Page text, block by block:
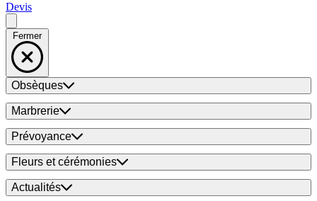
Devis
Fermer
Obsèques
Marbrerie
Prévoyance
Fleurs et cérémonies
Actualités